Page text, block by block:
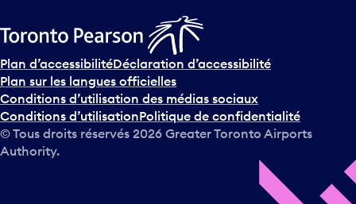
s
u
r
l
e
c
a
Plan d’accessibilitéDéclaration d’accessibilité
Plan sur les langues officielles
Conditions d’utilisation des médias sociaux
Conditions d’utilisationPolitique de confidentialité
© Tous droits réservés 2026 Greater Toronto Airports
Authority.